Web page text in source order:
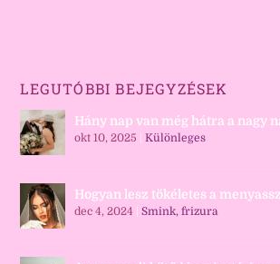
LEGUTÓBBI BEJEGYZÉSEK
Hány nap van még hátra a nagy
okt 10, 2025 |Különleges
Hogyan lesz tökéletes a
dec 4, 2024 |Smink, frizura